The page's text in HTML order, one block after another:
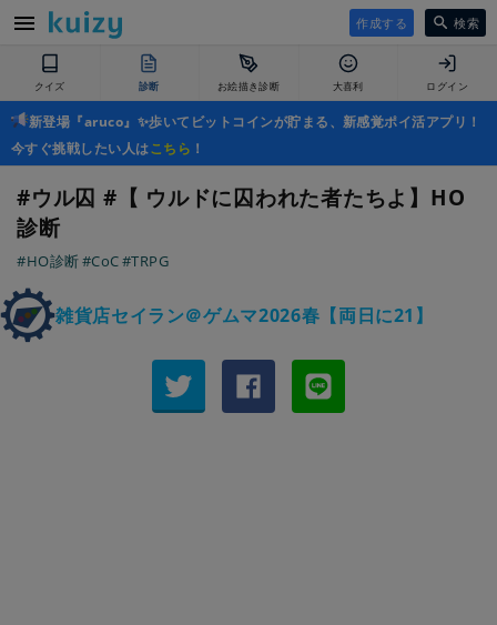
作成する 検索
クイズ 診断 お絵描き診断 大喜利 ログイン
新登場『aruco』✨歩いてビットコインが貯まる、新感覚ポイ活アプリ！
今すぐ挑戦したい人はこちら ！
#ウル囚 #【 ウルドに囚われた者たちよ】HO
診断
#HO診断#CoC#TRPG
雑貨店セイラン＠ゲムマ2026春【両日に21】